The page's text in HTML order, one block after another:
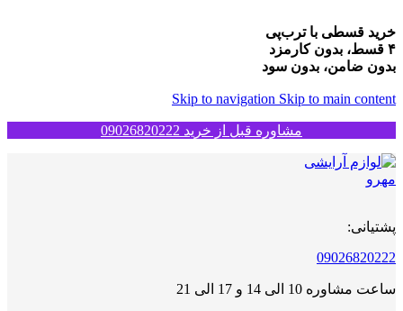
خرید قسطی با ترب‌پی
۴ قسط، بدون کارمزد
بدون ضامن، بدون سود
Skip to navigation Skip to main content
مشاوره قبل از خرید 09026820222
پشتیانی:
09026820222
ساعت مشاوره 10 الی 14 و 17 الی 21